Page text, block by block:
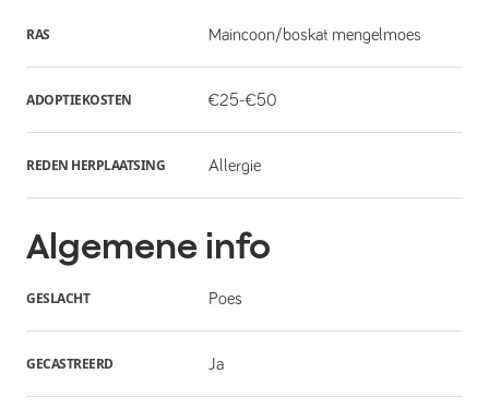
RAS Maincoon/boskat mengelmoes
ADOPTIEKOSTEN €25-€50
REDEN HERPLAATSING Allergie
Algemene info
GESLACHT Poes
GECASTREERD Ja